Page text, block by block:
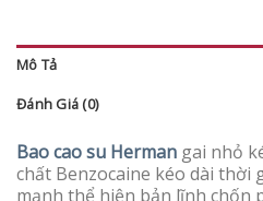
Mô Tả
Đánh Giá (0)
Bao cao su Herman gai nhỏ
chất Benzocaine kéo dài thời
mạnh thể hiện bản lĩnh chốn